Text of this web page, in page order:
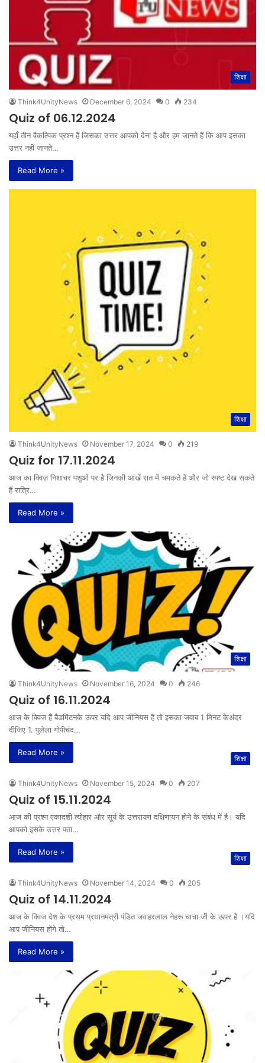
शिक्षा
Think4UnityNews December 6, 2024 0 234
Quiz of 06.12.2024
यहाँ तीन वैकल्पिक प्रश्न हैं जिसका उत्तर आपको देना है और हम जानते हैं कि आप इसका
उत्तर नहीं जानते…
Read More »
शिक्षा
Think4UnityNews November 17, 2024 0 219
Quiz for 17.11.2024
आज का क्विज़ निशाचर पशुओं पर है जिनकी आंखें रात में चमकते हैं और जो स्पष्ट देख सकते
हैं रात्रि…
Read More »
शिक्षा
Think4UnityNews November 16, 2024 0 246
Quiz of 16.11.2024
आज के क्विज हैं बैडमिंटनके ऊपर यदि आप जीनियस है तो इसका जवाब 1 मिनट केअंदर
दीजिए 1. पुलेला गोपीचंद…
Read More »
शिक्षा
Think4UnityNews November 15, 2024 0 207
Quiz of 15.11.2024
आज की प्रश्न एकादशी त्योहार और सूर्य के उत्तरायण दक्षिणायन होने के संबंध में है। यदि
आपको इसके उत्तर पता…
Read More »
शिक्षा
Think4UnityNews November 14, 2024 0 205
Quiz of 14.11.2024
आज के क्विज देश के प्रथम प्रधानमंत्री पंडित जवाहरलाल नेहरू चाचा जी के ऊपर है ।यदि
आप जीनियस होंगे तो…
Read More »